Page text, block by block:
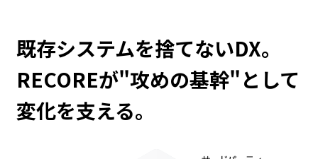
既存システムを捨てないDX。
RECOREが"攻めの基幹"として
変化を支える。